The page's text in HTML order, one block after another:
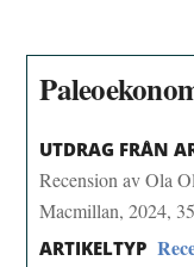
UTDRAG FRÅN
Recension av Ola
Macmillan, 2024,
ARTIKELTYP